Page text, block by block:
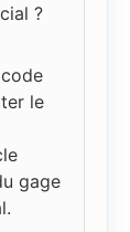
?
code
le
gage